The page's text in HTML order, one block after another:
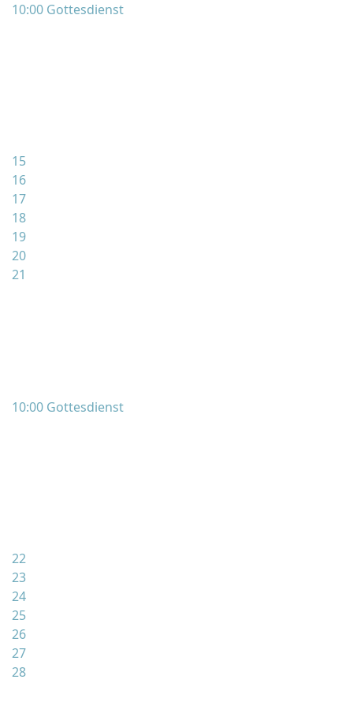
10:00 Gottesdienst
15
16
17
18
19
20
21
10:00 Gottesdienst
22
23
24
25
26
27
28